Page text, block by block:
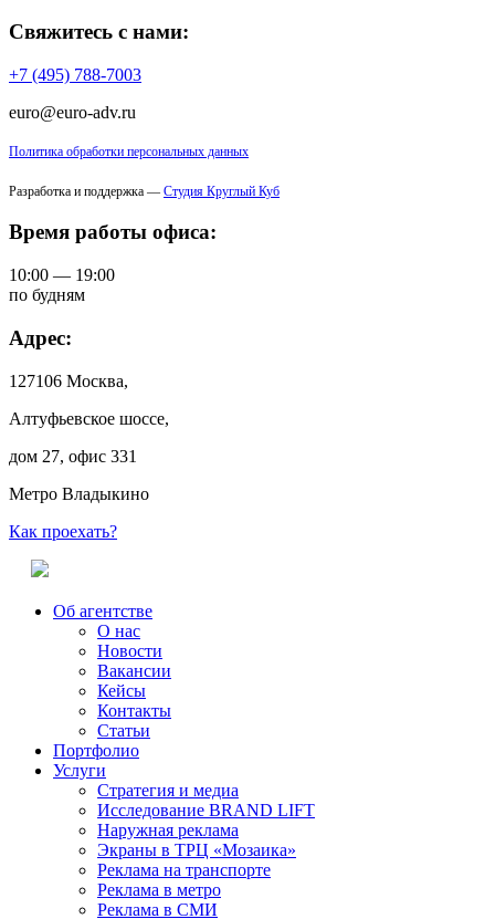
Свяжитесь с нами:
+7 (495) 788-7003
euro@euro-adv.ru
Политика обработки персональных данных
Разработка и поддержка — Студия Круглый Куб
Время работы офиса:
10:00 — 19:00
по будням
Адрес:
127106 Москва,
Алтуфьевское шоссе,
дом 27, офис 331
Метро Владыкино
Как проехать?
Об агентстве
О нас
Новости
Вакансии
Кейсы
Контакты
Статьи
Портфолио
Услуги
Стратегия и медиа
Исследование BRAND LIFT
Наружная реклама
Экраны в ТРЦ «Мозаика»
Реклама на транспорте
Реклама в метро
Реклама в СМИ